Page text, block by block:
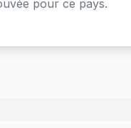
pour ce pays.